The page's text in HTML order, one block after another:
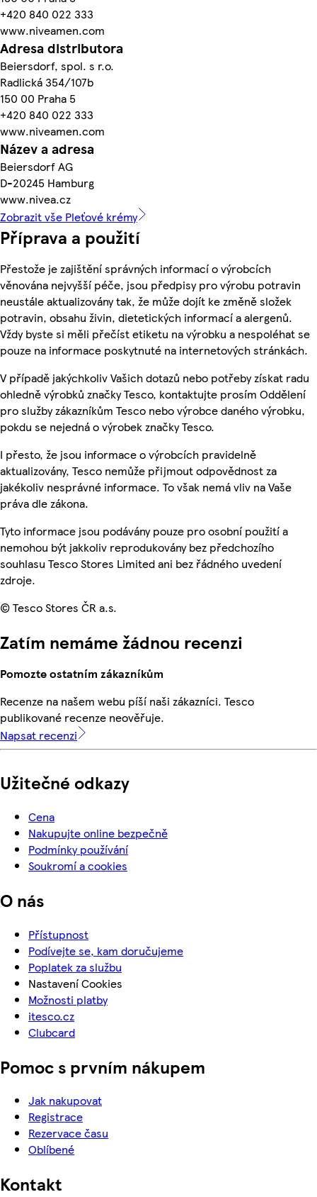
+420 840 022 333
www.niveamen.com
Adresa distributora
Beiersdorf, spol. s r.o.
Radlická 354/107b
150 00 Praha 5
+420 840 022 333
www.niveamen.com
Název a adresa
Beiersdorf AG
D-20245 Hamburg
www.nivea.cz
Zobrazit vše Pleťové krémy
Příprava a použití
Přestože je zajištění správných informací o výrobcích
věnována nejvyšší péče, jsou předpisy pro výrobu potravin
neustále aktualizovány tak, že může dojít ke změně složek
potravin, obsahu živin, dietetických informací a alergenů.
Vždy byste si měli přečíst etiketu na výrobku a nespoléhat se
pouze na informace poskytnuté na internetových stránkách.
V případě jakýchkoliv Vašich dotazů nebo potřeby získat radu
ohledně výrobků značky Tesco, kontaktujte prosím Oddělení
pro služby zákazníkům Tesco nebo výrobce daného výrobku,
pokdu se nejedná o výrobek značky Tesco.
I přesto, že jsou informace o výrobcích pravidelně
aktualizovány, Tesco nemůže přijmout odpovědnost za
jakékoliv nesprávné informace. To však nemá vliv na Vaše
práva dle zákona.
Tyto informace jsou podávány pouze pro osobní použití a
nemohou být jakkoliv reprodukovány bez předchozího
souhlasu Tesco Stores Limited ani bez řádného uvedení
zdroje.
© Tesco Stores ČR a.s.
Zatím nemáme žádnou recenzi
Pomozte ostatním zákazníkům
Recenze na našem webu píší naši zákazníci. Tesco
publikované recenze neověřuje.
Napsat recenzi
Užitečné odkazy
Cena
Nakupujte online bezpečně
Podmínky používání
Soukromí a cookies
O nás
Přístupnost
Podívejte se, kam doručujeme
Poplatek za službu
Nastavení Cookies
Možnosti platby
itesco.cz
Clubcard
Pomoc s prvním nákupem
Jak nakupovat
Registrace
Rezervace času
Oblíbené
Kontakt